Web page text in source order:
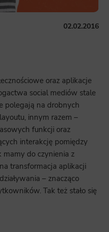
02.02.2016
oraz aplikacje
social mediów stale
polegają na drobnych
innym razem –
funkcji oraz
interakcję pomiędzy
do czynienia z
transformacja aplikacji
– znacząco
Tak też stało się